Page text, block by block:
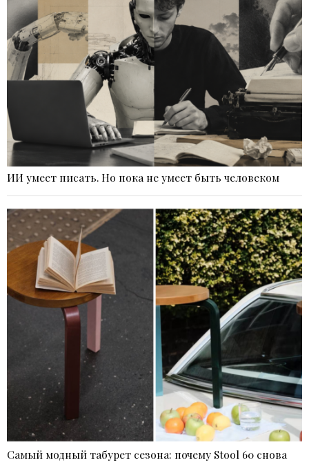
ИИ умеет писать. Но пока не умеет быть человеком
Самый модный табурет сезона: почему Stool 60 снова